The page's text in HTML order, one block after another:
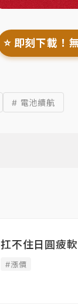
⭐️ 即刻下載！
# 電池續航
扛不住日圓疲
#漲價